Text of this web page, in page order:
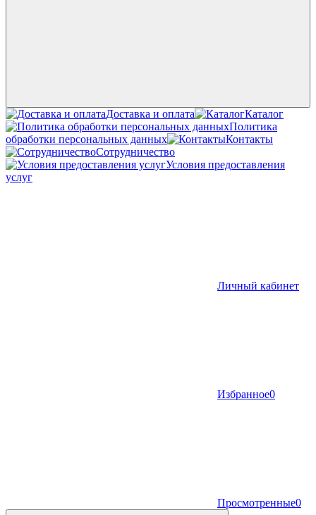
Доставка и оплата
Каталог
Политика
обработки персональных данных
Контакты
Сотрудничество
Условия предоставления
услуг
Личный кабинет
Избранное0
Просмотренные0